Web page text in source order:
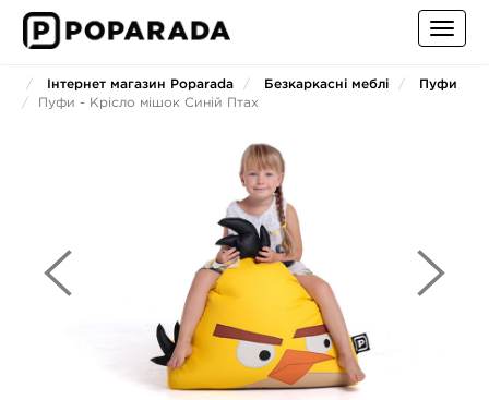
Інтернет магазин Poparada Безкаркасні меблі Пуфи
Пуфи - Крісло мішок Синій Птах